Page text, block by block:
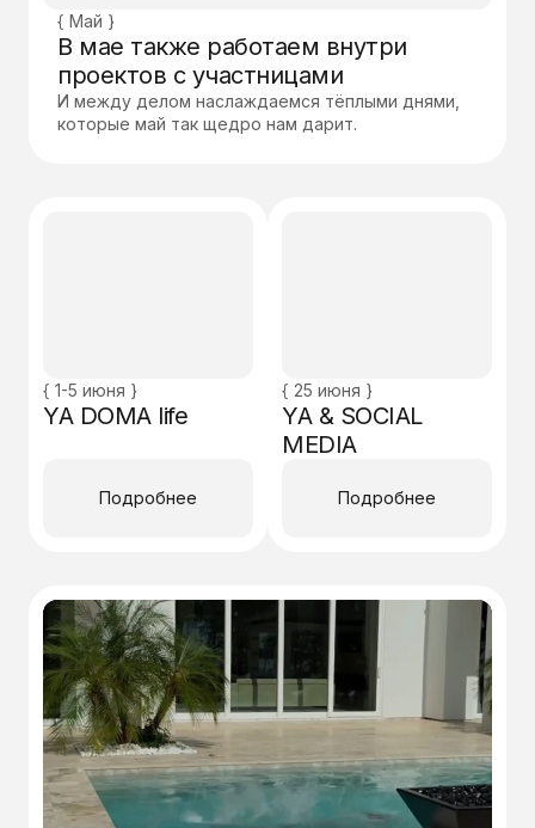
{ Май }
В мае также работаем внутри
проектов с участницами
И между делом наслаждаемся тёплыми днями,
которые май так щедро нам дарит.
{ 1-5 июня }
YA DOMA life
Подробнее
{ 25 июня }
YA & SOCIAL
MEDIA
Подробнее